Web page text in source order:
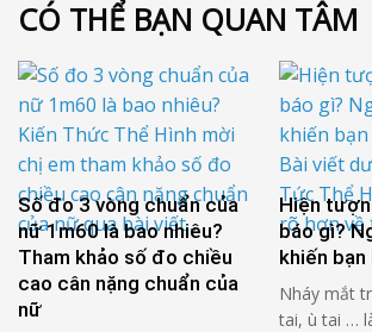
CÓ THỂ BẠN QUAN TÂM
Số đo 3 vòng chuẩn của
nữ 1m60 là bao nhiêu?
Tham khảo số đo chiều
cao cân nặng chuẩn của
nữ
Hiện
báo gì?
khiến bạn
Nháy mắt
tai, ù tai …